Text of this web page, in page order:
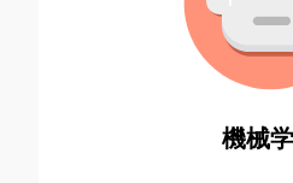
機械
ビジネスに思考力と​ 予
に機能さ